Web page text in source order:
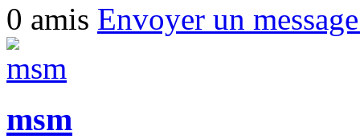
0 amis Envoyer un
msm